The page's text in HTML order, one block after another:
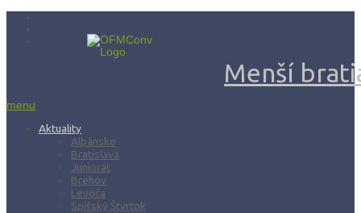
Menší
menu
Aktuality
Albánsko
Bratislava
Juniorát
Brehov
Levoča
Spišský Štvrtok